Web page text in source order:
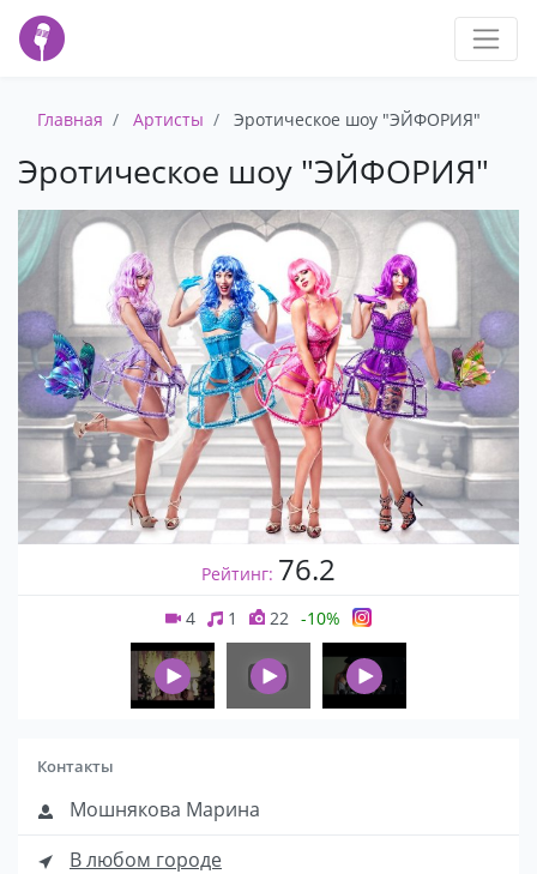
Главная Артисты Эротическое шоу "ЭЙФОРИЯ"
Эротическое шоу "ЭЙФОРИЯ"
Рейтинг: 76.2
4 1 22 -10%
Контакты
Мошнякова Марина
В любом городе